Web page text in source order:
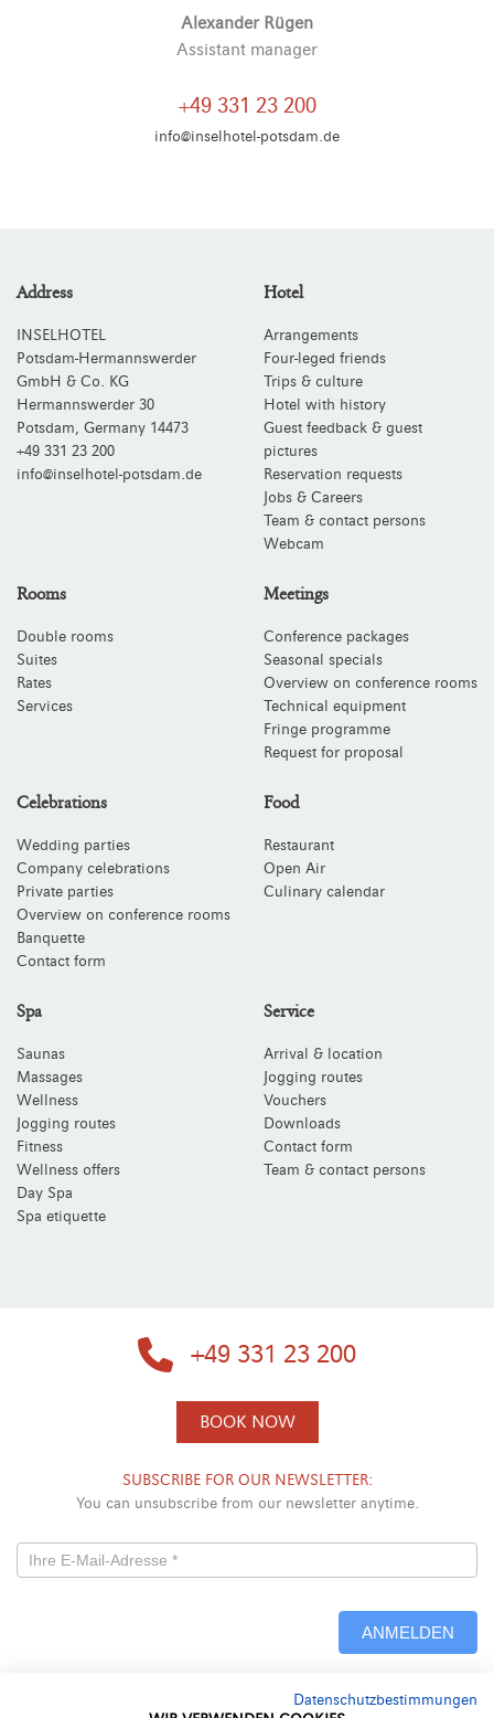
Alexander Rügen
Assistant manager
+49 331 23 200
info@inselhotel-potsdam.de
Address
INSELHOTEL
Potsdam-Hermannswerder
GmbH & Co. KG
Hermannswerder 30
Potsdam, Germany 14473
+49 331 23 200
info@inselhotel-potsdam.de
Hotel
Arrangements
Four-leged friends
Trips & culture
Hotel with history
Guest feedback & guest
pictures
Reservation requests
Jobs & Careers
Team & contact persons
Webcam
Rooms
Double rooms
Suites
Rates
Services
Meetings
Conference packages
Seasonal specials
Overview on conference rooms
Technical equipment
Fringe programme
Request for proposal
Celebrations
Wedding parties
Company celebrations
Private parties
Overview on conference rooms
Banquette
Contact form
Food
Restaurant
Open Air
Culinary calendar
Spa
Saunas
Massages
Wellness
Jogging routes
Fitness
Wellness offers
Day Spa
Spa etiquette
Service
Arrival & location
Jogging routes
Vouchers
Downloads
Contact form
Team & contact persons
+49 331 23 200
BOOK NOW
SUBSCRIBE FOR OUR NEWSLETTER:
You can unsubscribe from our newsletter anytime.
Newsletterformular
ANMELDEN
Datenschutzbestimmungen